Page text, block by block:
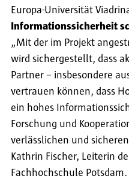
Europa-Universität
Informationssicherheit
„Mit der im Projekt
wird sichergestellt, dass
Partner – insbesondere
vertrauen können, dass
ein hohes
Forschung und
verlässlichen und
Kathrin Fischer, Leiterin
Fachhochschule Potsdam.